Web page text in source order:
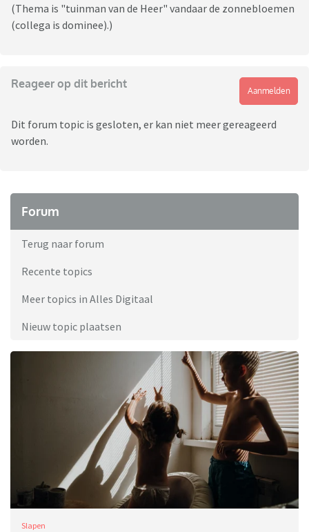
(Thema is "tuinman van de Heer" vandaar de zonnebloemen
(collega is dominee).)
Reageer op dit bericht
Aanmelden
Dit forum topic is gesloten, er kan niet meer gereageerd
worden.
Forum
Terug naar forum
Recente topics
Meer topics in Alles Digitaal
Nieuw topic plaatsen
Slapen